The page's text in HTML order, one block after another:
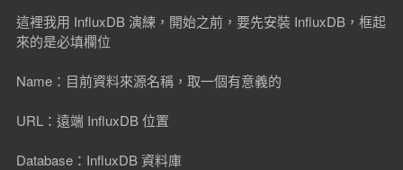
這裡我用 InfluxDB 演練，開始之前，要先安裝 InfluxDB，框起
來的是必填欄位
Name：目前資料來源名稱，取一個有意義的
URL：遠端 InfluxDB 位置
Database：InfluxDB 資料庫